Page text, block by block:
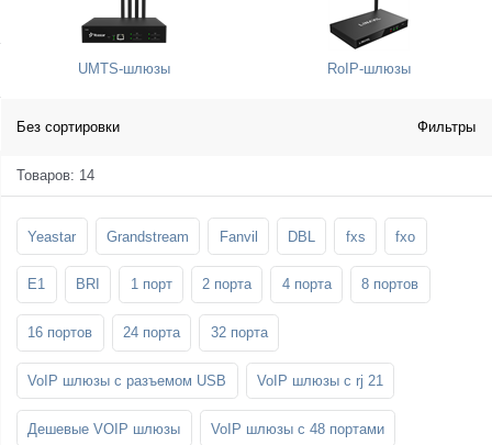
UMTS-шлюзы RoIP-шлюзы
Без сортировки Фильтры
Товаров: 14
Yeastar Grandstream Fanvil DBL fxs fxo
E1 BRI 1 порт 2 порта 4 порта 8 портов
16 портов 24 порта 32 порта
VoIP шлюзы с разъемом USB VoIP шлюзы с rj 21
Дешевые VOIP шлюзы VoIP шлюзы с 48 портами
Стойки и крепления для панелей и
телевизоров
Шахтные телефоны
SFP-модули
3G/4G LTE и ADSL модемы
Мобильные телефоны